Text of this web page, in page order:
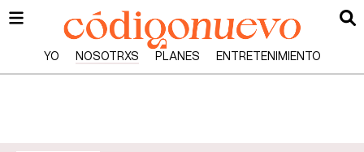
YO NOSOTRXS PLANES ENTRETENIMIENTO